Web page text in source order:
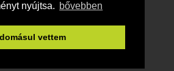
nyújtsa. bővebben
vettem